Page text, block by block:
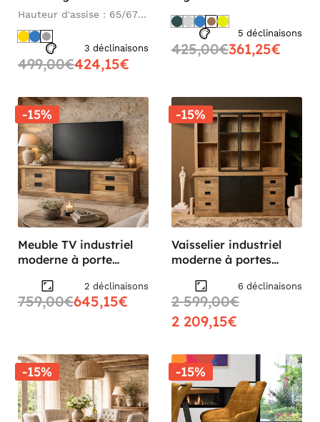
coussinage (lot de 2)
Hauteur d'assise : 65/67
cm
3 déclinaisons
499,00€424,15€
(x2) LORA
5 déclinaisons
425,00€361,25€
-15%
Meuble TV industriel
moderne à porte
2 déclinaisons
759,00€645,15€
-15%
Vaisselier industriel
moderne à portes
CEYLAN
6 déclinaisons
2 599,00€
2 209,15€
-15% -15%